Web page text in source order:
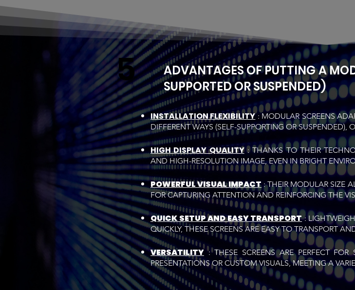
5
ADVANTAGES OF PUTTING A
SUPPORTED OR SUSPENDED)
INSTALLATION FLEXIBILITY: MODULAR SCREENS
DIFFERENT WAYS (SELF-SUPPORTING OR
HIGH DISPLAY QUALITY: THANKS TO THEIR
AND HIGH-RESOLUTION IMAGE, EVEN IN BRIGHT
POWERFUL VISUAL IMPACT : THEIR MODULAR SIZE
FOR CAPTURING ATTENTION AND REINFORCING THE
QUICK SETUP AND EASY TRANSPORT:
QUICKLY, THESE SCREENS ARE EASY TO TRANSPORT
VERSATILITY : THESE SCREENS ARE PERFECT
PRESENTATIONS OR CUSTOM VISUALS, MEETING A